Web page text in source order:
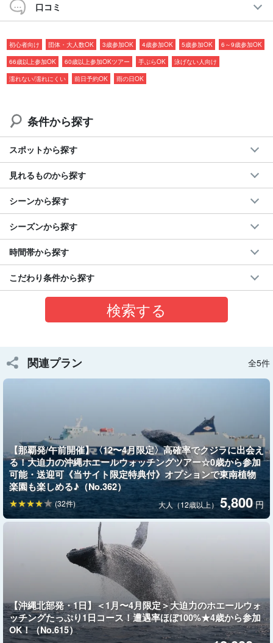
◆2階デッキでも鑑賞可能
◆3歳から80歳まで参加OK
◆日本語限定ツアーで安心の案内
◆開催以来、遭遇率ほぼ100％の実績
◆業界最大級の大型クルーザーで快適
◆少人数制で、込み合う心配なく、広々スペースでゆったり
3歳から参加OK！家族みんなで楽しめる安心ツアー
揺れに強いカタマラン型大型船を使用し、
船内にはトイレ・ドライルームを完備し、日本語限定ツアーで丁
寧にご案内します。
船の設備
◆洋式トイレ2つ
◆男性用トイレ1つ
◆シャワー（屋外）4つ
◆更衣室あり
◆2階デッキあり
口コミ
初心者向け 団体・大人数OK 3歳参加OK 4歳参加OK 5歳参加OK
6～9歳参加OK
66歳以上参加OK
60歳以上参加OKツアー 手ぶらOK
泳げない人向け
濡れない/濡れにくい
前日予約OK 雨の日OK
条件から探す
スポットから探す
見れるものから探す
シーンから探す
シーズンから探す
時間帯から探す
こだわり条件から探す
関連プラン 全5件
【那覇発/午前開催】〈12〜4月限定〉高確率でクジラに出会え
る！大迫力の沖縄ホエールウォッチングツアー☆0歳から参加
可能・送迎可《当サイト限定特典付》オプションで東南植物
楽園も楽しめる♪（No.362）
大人（12歳以上）5,800 円
(32件)
【沖縄北部発・1日】＜1月〜4月限定＞大迫力のホエールウォ
ッチングたっぷり1日コース！遭遇率ほぼ100%★4歳から参加
OK！（No.615）